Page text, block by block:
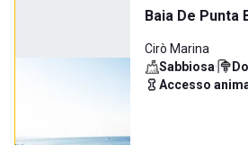
Baia De Punta
Cirò Marina
Sabbiosa·
Accesso